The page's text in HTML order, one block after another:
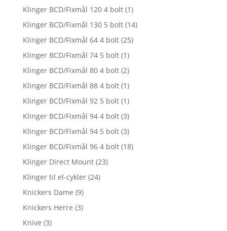
Klinger BCD/Fixmål 120 4 bolt (1)
Klinger BCD/Fixmål 130 5 bolt (14)
Klinger BCD/Fixmål 64 4 bolt (25)
Klinger BCD/Fixmål 74 5 bolt (1)
Klinger BCD/Fixmål 80 4 bolt (2)
Klinger BCD/Fixmål 88 4 bolt (1)
Klinger BCD/Fixmål 92 5 bolt (1)
Klinger BCD/Fixmål 94 4 bolt (3)
Klinger BCD/Fixmål 94 5 bolt (3)
Klinger BCD/Fixmål 96 4 bolt (18)
Klinger Direct Mount (23)
Klinger til el-cykler (24)
Knickers Dame (9)
Knickers Herre (3)
Knive (3)